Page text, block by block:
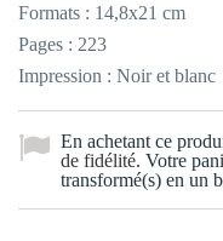
Formats : 14,8x21 cm
Pages : 223
Impression : Noir et blanc
En achetant ce
de fidélité. Votre
transformé(s) en un